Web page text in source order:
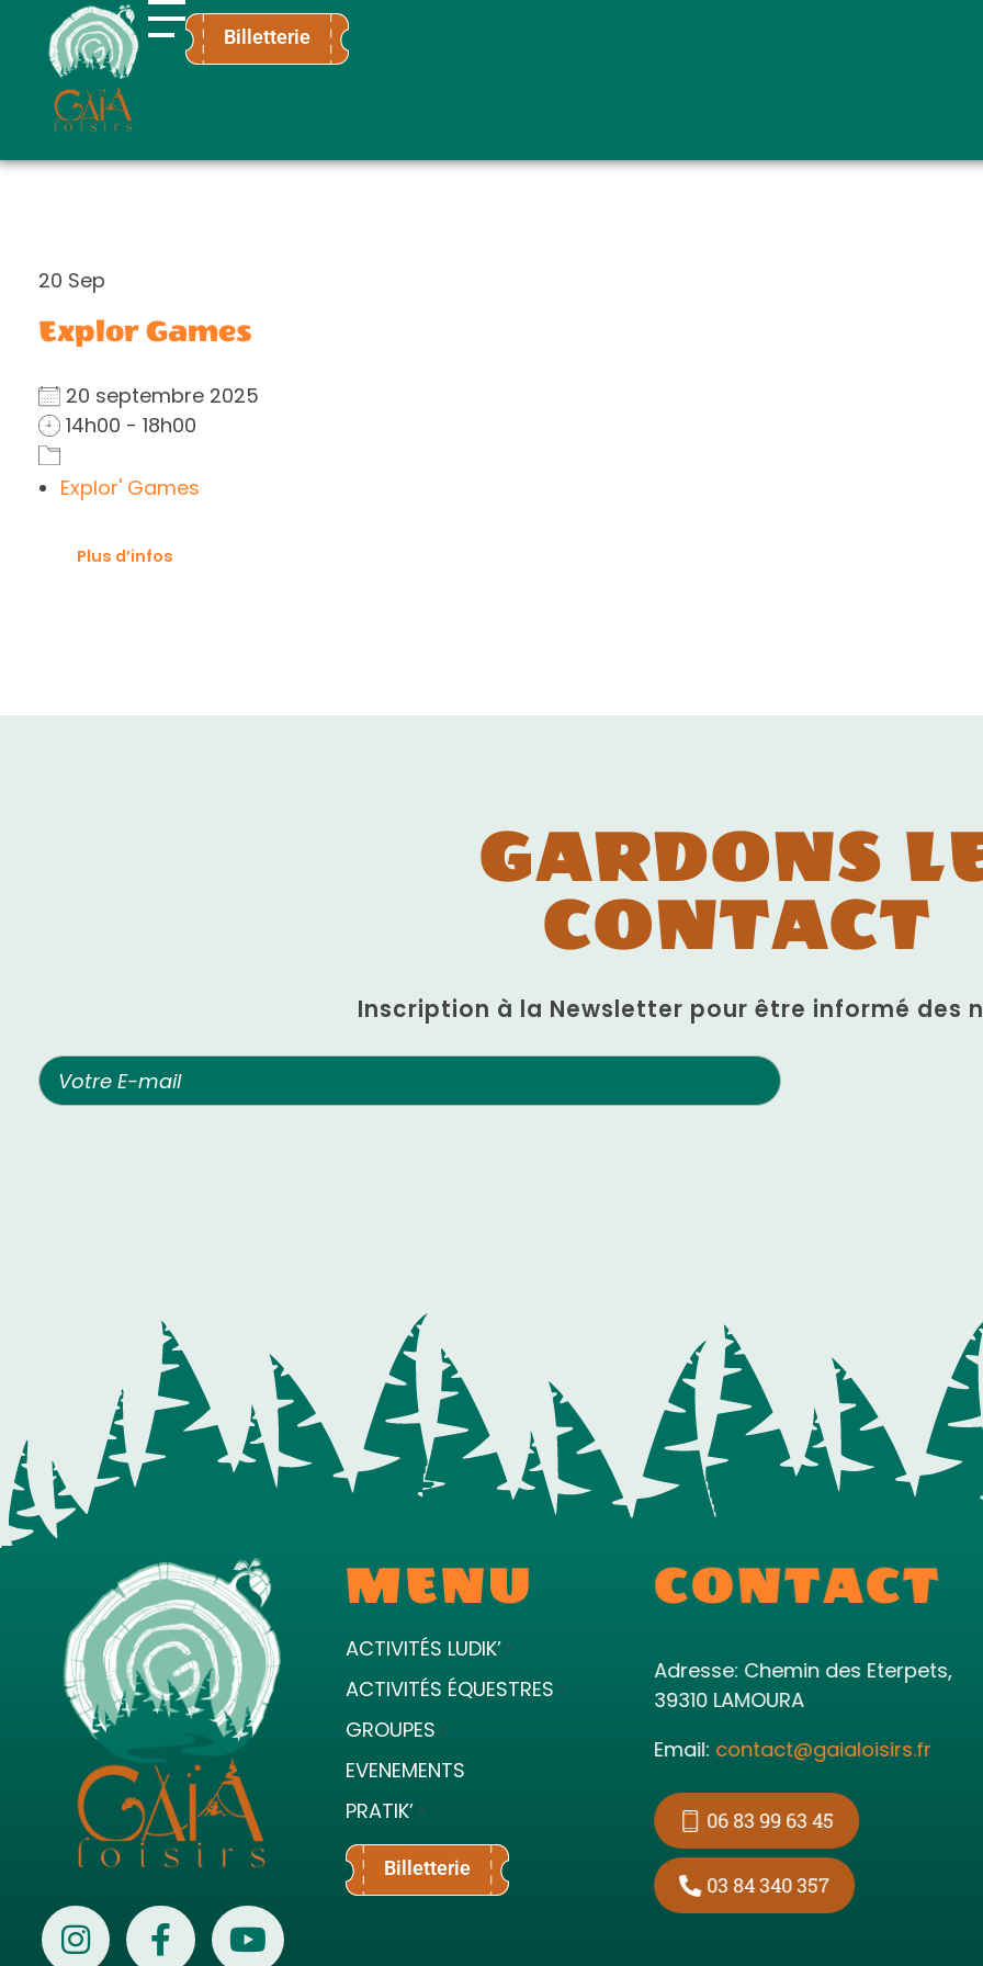
Billetterie
20 Sep
Explor Games
20 septembre 2025
14h00 - 18h00
Explor' Games
Plus d’infos
GARDONS
CONTACT
Inscription à la Newsletter pour être informé des
MENU
ACTIVITÉS LUDIK’
ACTIVITÉS ÉQUESTRES
GROUPES
EVENEMENTS
PRATIK’
Billetterie
CONTACT
Adresse: Chemin des Eterpets,
39310 LAMOURA
Email: contact@gaialoisirs.fr
06 83 99 63 45
03 84 340 357